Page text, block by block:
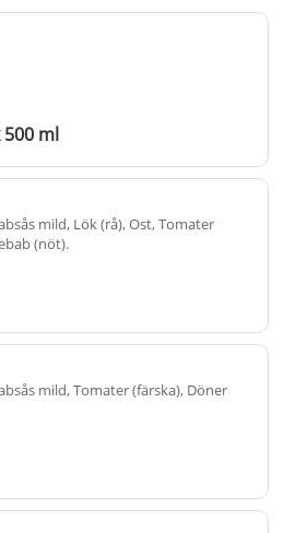
ml
mild, Lök (rå), Ost, Tomater
(nöt).
mild, Tomater (färska), Döner